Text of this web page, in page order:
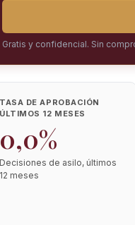
Gratis y confidencial. Sin
TASA DE APROBACIÓN
ÚLTIMOS 12 MESES
0,0%
Decisiones de asilo, últimos
12 meses